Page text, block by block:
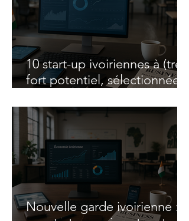
10 start-up ivoiriennes à (très)
fort potentiel, sélectionnées
Nouvelle garde ivoirienne :